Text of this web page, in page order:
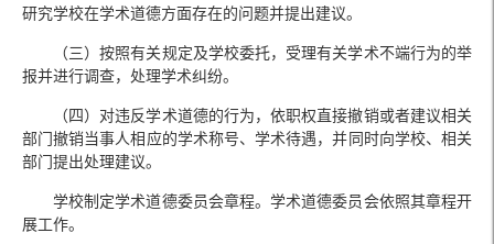
研究学校在学术道德方面存在的问题并提出建议。
（三）按照有关规定及学校委托，受理有关学术不端行为的举
报并进行调查，处理学术纠纷。
（四）对违反学术道德的行为，依职权直接撤销或者建议相关
部门撤销当事人相应的学术称号、学术待遇，并同时向学校、相关
部门提出处理建议。
学校制定学术道德委员会章程。学术道德委员会依照其章程开
展工作。